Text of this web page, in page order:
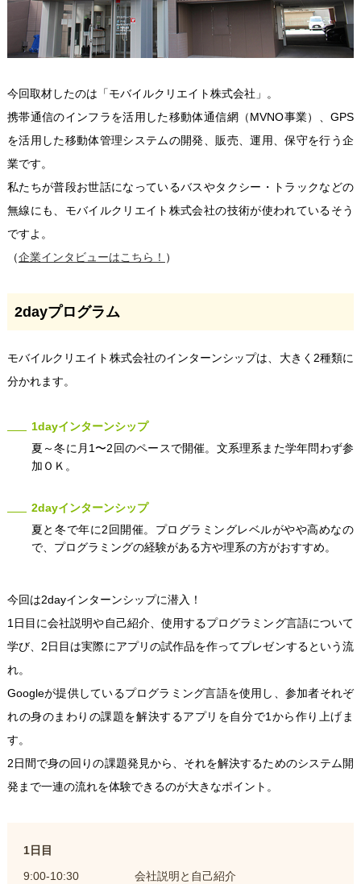
今回取材したのは「モバイルクリエイト株式会社」。
携帯通信のインフラを活用した移動体通信網（MVNO事業）、GPS
を活用した移動体管理システムの開発、販売、運用、保守を行う企
業です。
私たちが普段お世話になっているバスやタクシー・トラックなどの
無線にも、モバイルクリエイト株式会社の技術が使われているそう
ですよ。
（企業インタビューはこちら！ ）
2dayプログラム
モバイルクリエイト株式会社のインターンシップは、大きく2種類に
分かれます。
1dayインターンシップ
夏～冬に月1〜2回のペースで開催。文系理系また学年問わず参
加ＯＫ。
2dayインターンシップ
夏と冬で年に2回開催。プログラミングレベルがやや高めなの
で、プログラミングの経験がある方や理系の方がおすすめ。
今回は2dayインターンシップに潜入！
1日目に会社説明や自己紹介、使用するプログラミング言語について
学び、2日目は実際にアプリの試作品を作ってプレゼンするという流
れ。
Googleが提供しているプログラミング言語を使用し、参加者それぞ
れの身のまわりの課題を解決するアプリを自分で1から作り上げま
す。
2日間で身の回りの課題発見から、それを解決するためのシステム開
発まで一連の流れを体験できるのが大きなポイント。
1日目
9:00-10:30
会社説明と自己紹介